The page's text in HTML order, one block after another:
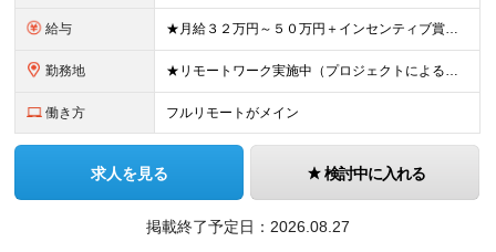
給与 ★月給３２万円～５０万円＋インセンティブ賞与＋決算賞与★ （30時間の固定残業代、一律月54,750円を含む。超過分は支給） ※経験・スキルを考慮の上、決定 ※昇給：随時あり 【インセンティブについ
勤務地 ★リモートワーク実施中（プロジェクトによる） ※一部フルリモートあり 【本社】 東京都千代田区五番町4-8 日立五番町ビル 5F 【その他勤務先】 ・北海道札幌市中央区大通東 ・宮城県仙台市青葉区
働き方 フルリモートがメイン
求人を見る 検討中に入れる
掲載終了予定日： 2026.08.27